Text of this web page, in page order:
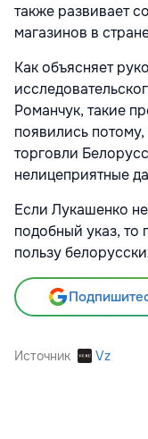
также развивает
магазинов в
Как объясняет
Романчук, такие
появились
торговли
нелицеприятные
Если Лукашенко
подобный указ, то
пользу
Источник Vz